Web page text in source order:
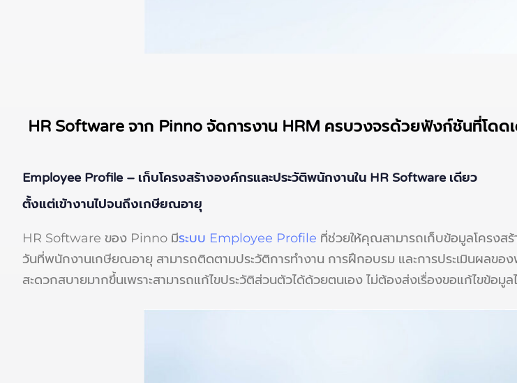
HR Software จาก Pinno จัดการงาน HRM ครบวงจรด้วยฟังก์ชันที่โดด
Employee Profile – เก็บโครงสร้างองค์กรและประวัติพนักงานใน HR Software เดียว
ตั้งแต่เข้างานไปจนถึงเกษียณอายุ
HR Software ของ Pinno มีระบบ Employee Profile ที่ช่วยให้คุณสามารถเก็บข้อมูลโครงส
วันที่พนักงานเกษียณอายุ สามารถติดตามประวัติการทำงาน การฝึกอบรม และการประเมินผลข
สะดวกสบายมากขึ้นเพราะสามารถแก้ไขประวัติส่วนตัวได้ด้วยตนเอง ไม่ต้องส่งเรื่องขอแก้ไขข้อมูล